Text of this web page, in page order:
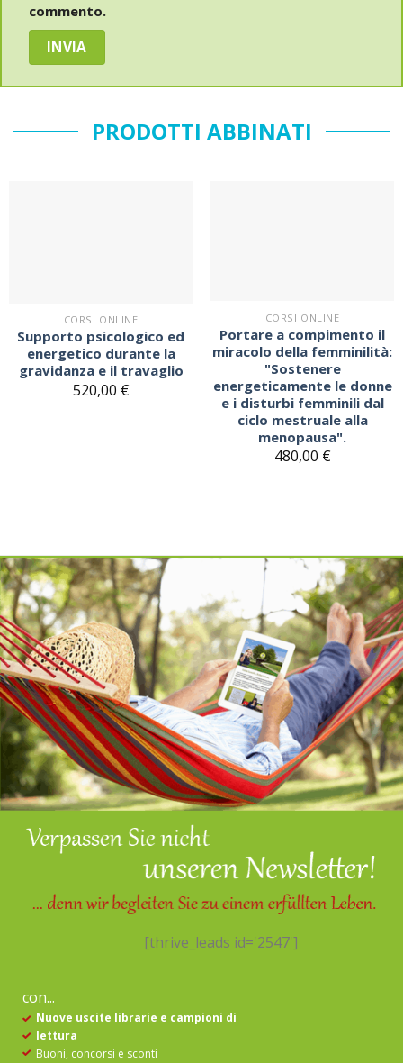
commento.
PRODOTTI ABBINATI
CORSI ONLINE
Supporto psicologico ed
energetico durante la
gravidanza e il travaglio
520,00 €
CORSI ONLINE
Portare a compimento il
miracolo della femminilità:
"Sostenere
energeticamente le donne
e i disturbi femminili dal
ciclo mestruale alla
menopausa".
480,00 €
[thrive_leads id='2547']
con...
Nuove uscite librarie e campioni di
lettura
Buoni, concorsi e sconti